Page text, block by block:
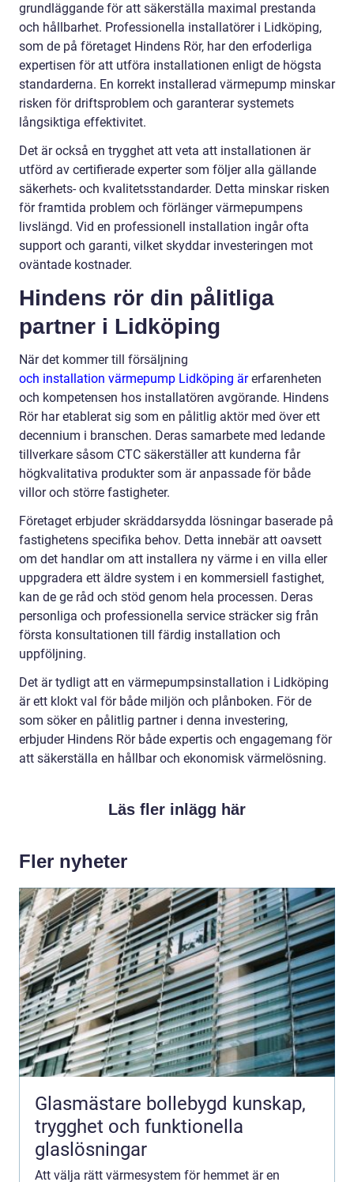
grundläggande för att säkerställa maximal prestanda
och hållbarhet. Professionella installatörer i Lidköping,
som de på företaget Hindens Rör, har den erfoderliga
expertisen för att utföra installationen enligt de högsta
standarderna. En korrekt installerad värmepump minskar
risken för driftsproblem och garanterar systemets
långsiktiga effektivitet.
Det är också en trygghet att veta att installationen är
utförd av certifierade experter som följer alla gällande
säkerhets- och kvalitetsstandarder. Detta minskar risken
för framtida problem och förlänger värmepumpens
livslängd. Vid en professionell installation ingår ofta
support och garanti, vilket skyddar investeringen mot
oväntade kostnader.
Hindens rör din pålitliga
partner i Lidköping
När det kommer till försäljning
och installation värmepump Lidköping ärerfarenheten
och kompetensen hos installatören avgörande. Hindens
Rör har etablerat sig som en pålitlig aktör med över ett
decennium i branschen. Deras samarbete med ledande
tillverkare såsom CTC säkerställer att kunderna får
högkvalitativa produkter som är anpassade för både
villor och större fastigheter.
Företaget erbjuder skräddarsydda lösningar baserade på
fastighetens specifika behov. Detta innebär att oavsett
om det handlar om att installera ny värme i en villa eller
uppgradera ett äldre system i en kommersiell fastighet,
kan de ge råd och stöd genom hela processen. Deras
personliga och professionella service sträcker sig från
första konsultationen till färdig installation och
uppföljning.
Det är tydligt att en värmepumpsinstallation i Lidköping
är ett klokt val för både miljön och plånboken. För de
som söker en pålitlig partner i denna investering,
erbjuder Hindens Rör både expertis och engagemang för
att säkerställa en hållbar och ekonomisk värmelösning.
Läs fler inlägg här
Fler nyheter
Glasmästare bollebygd kunskap,
trygghet och funktionella
glaslösningar
Att välja rätt värmesystem för hemmet är en